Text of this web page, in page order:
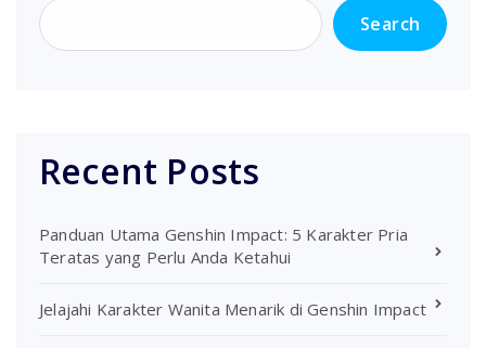
Search
Recent Posts
Panduan Utama Genshin Impact: 5 Karakter Pria
Teratas yang Perlu Anda Ketahui
Jelajahi Karakter Wanita Menarik di Genshin Impact